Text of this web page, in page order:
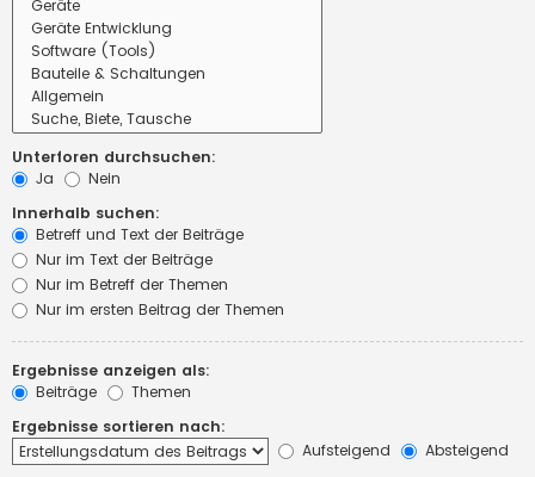
Unterforen durchsuchen:
Ja
Nein
Innerhalb suchen:
Betreff und Text der Beiträge
Nur im Text der Beiträge
Nur im Betreff der Themen
Nur im ersten Beitrag der Themen
Ergebnisse anzeigen als:
Beiträge
Themen
Ergebnisse sortieren nach:
Aufsteigend
Absteigend